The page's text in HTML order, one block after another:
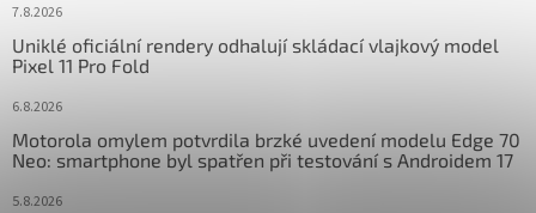
7.8.2026
Uniklé oficiální rendery odhalují skládací vlajkový model
Pixel 11 Pro Fold
6.8.2026
Motorola omylem potvrdila brzké uvedení modelu Edge 70
Neo: smartphone byl spatřen při testování s Androidem 17
5.8.2026